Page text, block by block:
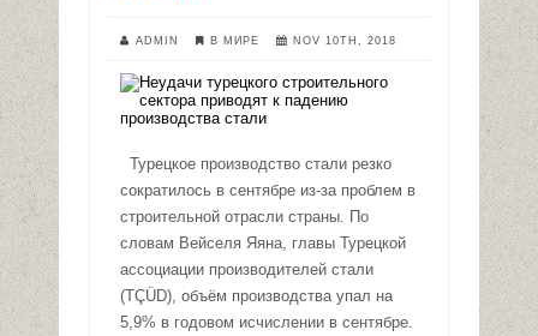
ADMIN В МИРЕ NOV 10TH, 2018
Турецкое производство стали резко
сократилось в сентябре из-за проблем в
строительной отрасли страны. По
словам Вейселя Яяна, главы Турецкой
ассоциации производителей стали
(TÇÜD), объём производства упал на
5,9% в годовом исчислении в сентябре.